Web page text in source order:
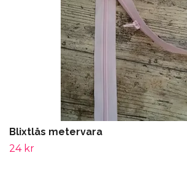
Blixtlås metervara
24 kr